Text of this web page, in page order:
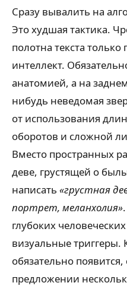
Сразу вывалить на
Это худшая тактика.
полотна текста
интеллект.
анатомией, а на
нибудь неведомая
от использования
оборотов и сложной
Вместо пространных
деве, грустящей о
написать «грустная
портрет, меланхолия»
глубоких
визуальные триггеры.
обязательно
предложении